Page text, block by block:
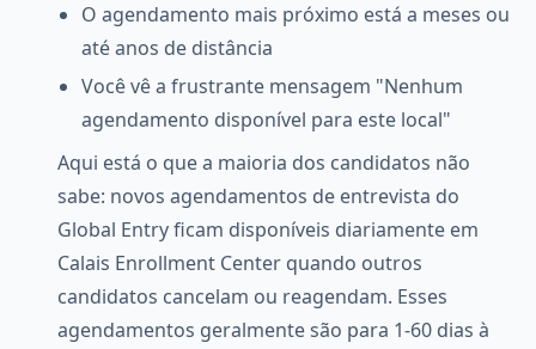
O agendamento mais próximo está a meses ou
até anos de distância
Você vê a frustrante mensagem "Nenhum
agendamento disponível para este local"
Aqui está o que a maioria dos candidatos não
sabe: novos agendamentos de entrevista do
Global Entry ficam disponíveis diariamente em
Calais Enrollment Center quando outros
candidatos cancelam ou reagendam. Esses
agendamentos geralmente são para 1-60 dias à